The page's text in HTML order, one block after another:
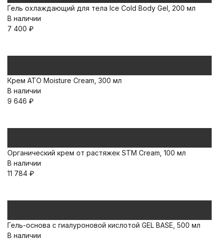
Гель охлаждающий для тела Ice Cold Body Gel, 200 мл
В наличии
7 400 ₽
Крем ATO Moisture Cream, 300 мл
В наличии
9 646 ₽
Органический крем от растяжек STM Cream, 100 мл
В наличии
11 784 ₽
Гель-основа с гиалуроновой кислотой GEL BASE, 500 мл
В наличии